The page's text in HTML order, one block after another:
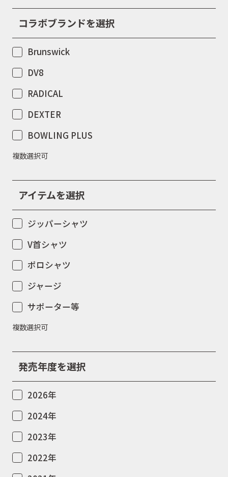
取扱ブランド
コラボブランドを選択
Brunswick
DV8
RADICAL
DEXTER
BOWLING PLUS
複数選択可
アイテムを選択
ジッパーシャツ
V首シャツ
ポロシャツ
ジャージ
サポーター等
複数選択可
発売年度を選択
2026年
2024年
2023年
2022年